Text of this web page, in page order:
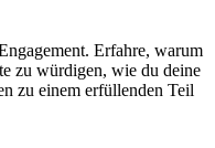
Erfahre, warum
zu würdigen, wie du deine
zu einem erfüllenden Teil